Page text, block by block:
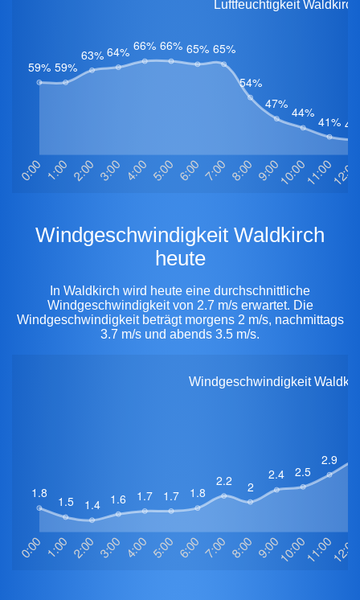
Luftfeuchtigkeit
Windgeschwindigkeit Waldkirch
heute
In Waldkirch wird heute eine durchschnittliche
Windgeschwindigkeit von 2.7 m/s erwartet. Die
Windgeschwindigkeit beträgt morgens 2 m/s, nachmittags
3.7 m/s und abends 3.5 m/s.
Windgeschwindigkeit